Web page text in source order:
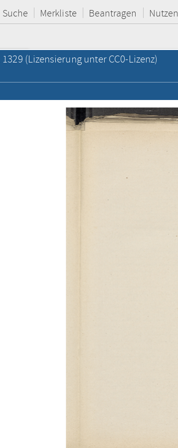
Suche Merkliste Beantragen Nutzen
(Lizensierung unter CC0-Lizenz)